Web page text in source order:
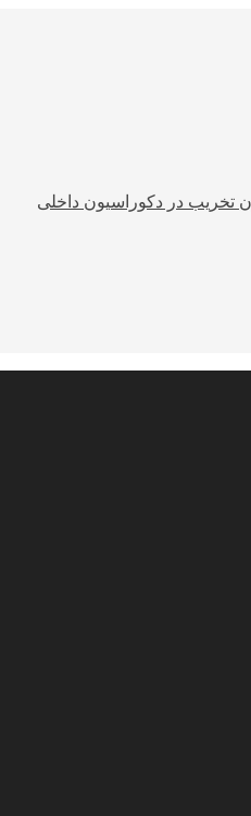
تخریب در دکوراسیون داخلی